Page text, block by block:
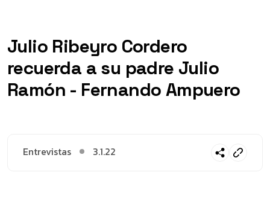
Julio Ribeyro Cordero
recuerda a su padre Julio
Ramón - Fernando Ampuero
Entrevistas 3.1.22